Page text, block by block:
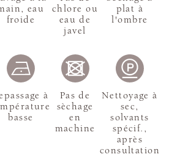
eau
froide
chlore ou
eau de
javel
plat à
l'ombre
à
basse
Pas de
sèchage
en
machine
Nettoyage à
sec,
solvants
spécif.,
après
consultation